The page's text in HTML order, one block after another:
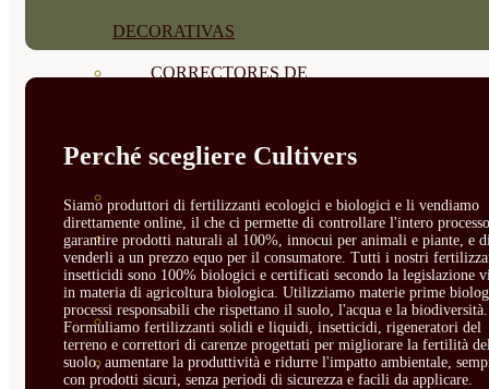
DECORATIVAS
CORRECTORES DE
ENRAIZANTES
MADURACIÓN Y ENGORDE
REGENERADORES DEL
SUELO
ÁCIDOS HÚMICOS
MATERIAS PRIMAS
Perché scegliere Cultivers
Siamo produttori di fertilizzanti ecologici e biologici e li vendiamo
direttamente online, il che ci permette di controllare l'intero
garantire prodotti naturali al 100%, innocui per animali e piante, e
venderli a un prezzo equo per il consumatore. Tutti i nostri
insetticidi sono 100% biologici e certificati secondo la legislazione
in materia di agricoltura biologica. Utilizziamo materie prime
processi responsabili che rispettano il suolo, l'acqua e la biodiversità.
Formuliamo fertilizzanti solidi e liquidi, insetticidi, rigeneratori del
terreno e correttori di carenze progettati per migliorare la fertilità
suolo, aumentare la produttività e ridurre l'impatto ambientale,
con prodotti sicuri, senza periodi di sicurezza e facili da applicare.